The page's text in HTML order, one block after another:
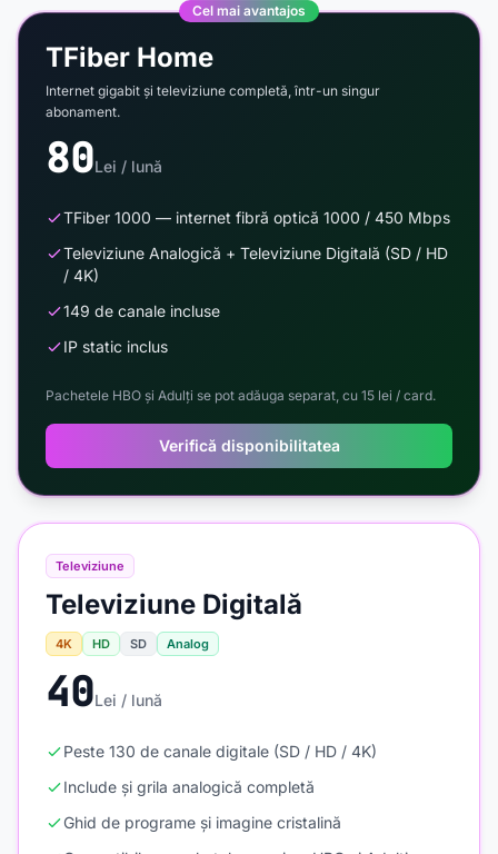
Televiziune
Televiziune Digitală
4K HD SD Analog
40Lei / lună
Peste 130 de canale digitale (SD / HD / 4K)
Include și grila analogică completă
Ghid de programe și imagine cristalină
Cel mai avantajos
TFiber Home
Internet gigabit și televiziune completă, într-un singur
abonament.
80Lei / lună
TFiber 1000 — internet fibră optică 1000 / 450 Mbps
Televiziune Analogică + Televiziune Digitală (SD / HD
/ 4K)
149 de canale incluse
IP static inclus
Pachetele HBO și Adulți se pot adăuga separat, cu 15 lei / card.
Verifică disponibilitatea